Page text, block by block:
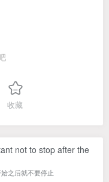
收藏
not to stop after the
之后就不要停止